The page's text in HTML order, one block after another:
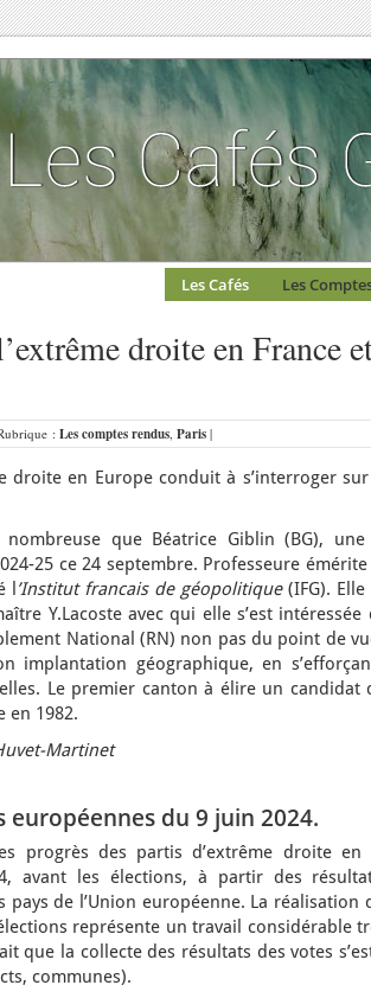
Les Cafés Les
droite en France
: Les comptes rendus, Paris |
droite en Europe conduit à s’interroger
nombreuse que Béatrice Giblin (BG),
25 ce 24 septembre. Professeure
’Institut francais de géopolitique (IFG).
Y.Lacoste avec qui elle s’est
National (RN) non pas du point de
implantation géographique, en
Le premier canton à élire un
en 1982.
Martinet
européennes du 9 juin 2024.
progrès des partis d’extrême droite en
avant les élections, à partir des
pays de l’Union européenne. La réalisation
représente un travail considérable
que la collecte des résultats des votes
communes).